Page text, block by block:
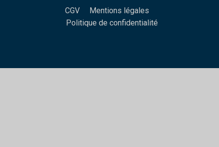
CGV
Mentions légales
Politique de confidentialité